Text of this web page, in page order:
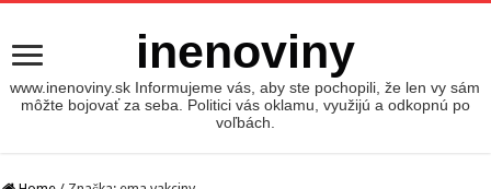
inenoviny
www.inenoviny.sk Informujeme vás, aby ste pochopili, že len vy sám
môžte bojovať za seba. Politici vás oklamu, využijú a odkopnú po
voľbách.